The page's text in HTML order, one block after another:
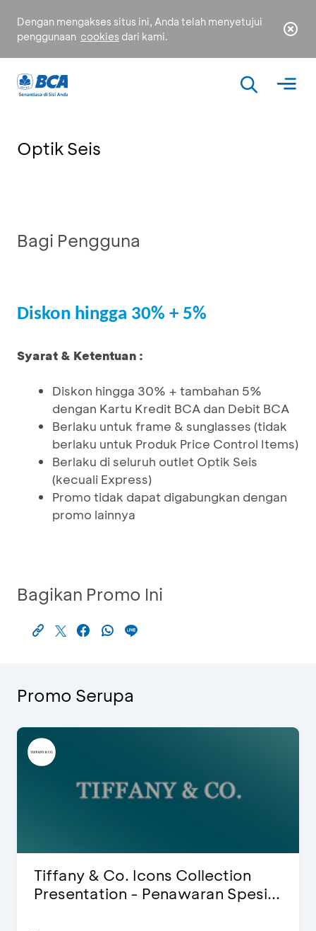
Dengan mengakses situs ini, Anda telah menyetujui
penggunaan cookies dari kami.
Optik Seis
Bagi Pengguna
Diskon hingga 30% + 5%
Syarat & Ketentuan :
Diskon hingga 30% + tambahan 5%
dengan Kartu Kredit BCA dan Debit BCA
Berlaku untuk frame & sunglasses (tidak
berlaku untuk Produk Price Control Items)
Berlaku di seluruh outlet Optik Seis
(kecuali Express)
Promo tidak dapat digabungkan dengan
promo lainnya
Bagikan Promo Ini
Promo Serupa
Tiffany & Co. Icons Collection
Presentation - Penawaran Spesi...